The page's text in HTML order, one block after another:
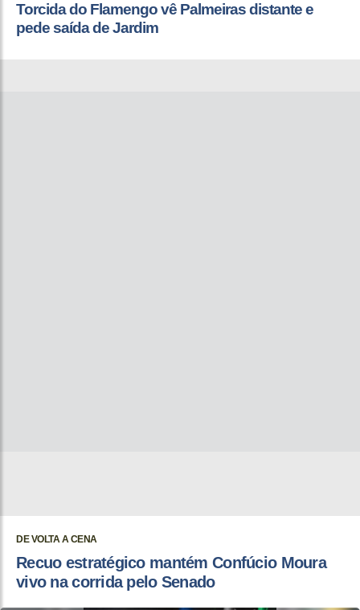
Torcida do Flamengo vê Palmeiras distante e
pede saída de Jardim
DE VOLTA A CENA
Recuo estratégico mantém Confúcio Moura
vivo na corrida pelo Senado